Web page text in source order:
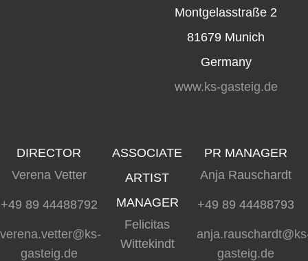
Montgelasstraße 2
81679 Munich
Germany
www.ks-gasteig.de
DIRECTOR
Verena Vetter
+49 89 44488792
verena.vetter@ks-
gasteig.de
ASSOCIATE
ARTIST
MANAGER
Felicitas
Wittekindt
PR MANAGER
Anja Rauschardt
+49 89 44488793
gasteig.de